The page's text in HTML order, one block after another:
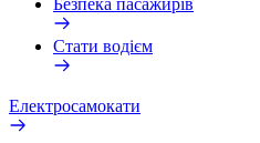
Безпека пасажирів
Стати водієм
Електросамокати